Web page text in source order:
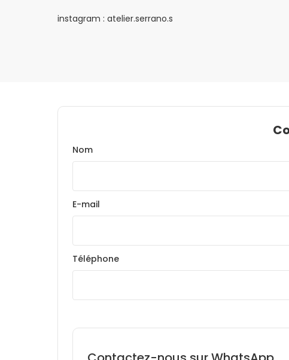
instagram : atelier.serrano.s
Nom
E-mail
Téléphone